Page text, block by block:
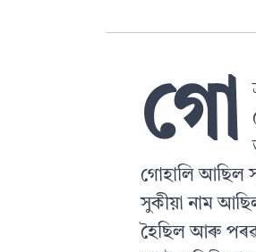
গো
গোহালি আছিল
সুকীয়া নাম
হৈছিল আৰু